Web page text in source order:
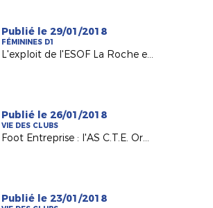
Publié le 29/01/2018
FÉMININES D1
L'exploit de l'ESOF La Roche en Coupe de France
Publié le 26/01/2018
VIE DES CLUBS
Foot Entreprise : l'AS C.T.E. Orvault en 16es de la Coupe Nationale
Publié le 23/01/2018